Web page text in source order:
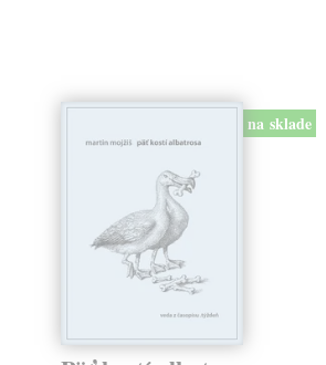
na sklade